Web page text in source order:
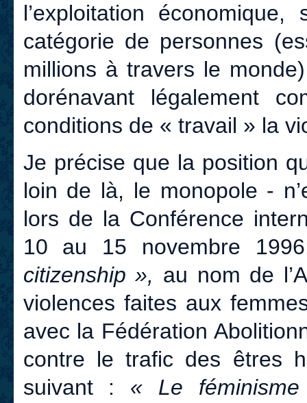
l’exploitation
catégorie de personnes
millions à travers le
dorénavant légalement
conditions de « travail » la
Je précise que la position
loin de là, le monopole -
lors de la Conférence
10 au 15 novembre
citizenship », au nom de
violences faites aux
avec la Fédération
contre le trafic des êtres
suivant : « Le